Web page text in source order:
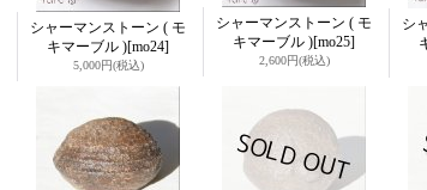
シャーマンストーン ( モ
キマーブル )[mo24]
5,000円(税込)
シャーマンストーン ( モ
キマーブル )[mo25]
2,600円(税込)
シ